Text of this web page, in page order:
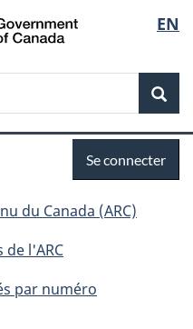
de
la
EN
connecter
Se connecter
du Canada (ARC)
l'ARC
par numéro